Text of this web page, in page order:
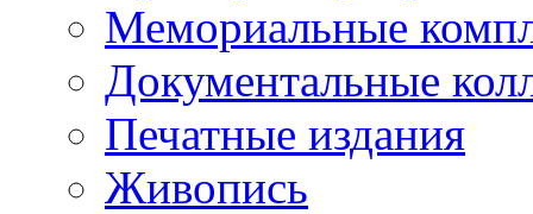
Мемориальные
Документальные
Печатные издания
Живопись